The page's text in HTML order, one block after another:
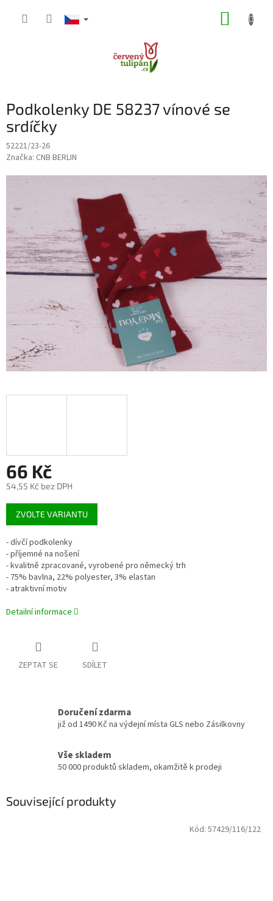
Podkolenky DE 58237 vínové se
srdíčky
52221/23-26
Značka: CNB BERLIN
66 Kč
54,55 Kč bez DPH
Měrná
cena:
ZVOLTE VARIANTU
- dívčí podkolenky
- příjemné na nošení
- kvalitně zpracované, vyrobené pro německý trh
- 75% bavlna, 22% polyester, 3% elastan
- atraktivní motiv
Detailní informace
ZEPTAT SE SDÍLET
Doručení zdarma
již od 1490 Kč na výdejní místa GLS nebo Zásilkovny
Vše skladem
50 000 produktů skladem, okamžitě k prodeji
Související produkty
Kód: 57429/116/122